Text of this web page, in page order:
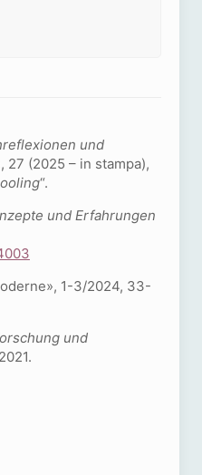
und
27 (2025 – in stampa),
“.
und Erfahrungen
1-3/2024, 33-
und